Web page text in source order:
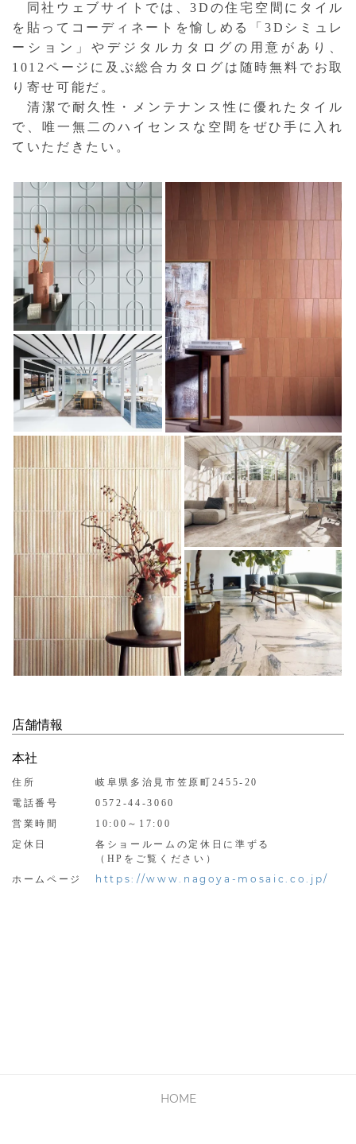
同社ウェブサイトでは、3Dの住宅空間にタイル
を貼ってコーディネートを愉しめる「3Dシミュレ
ーション」やデジタルカタログの用意があり、
1012ページに及ぶ総合カタログは随時無料でお取
り寄せ可能だ。
清潔で耐久性・メンテナンス性に優れたタイル
で、唯一無二のハイセンスな空間をぜひ手に入れ
ていただきたい。
店舗情報
本社
住所
岐阜県多治見市笠原町2455-20
電話番号
0572-44-3060
営業時間
10:00～17:00
定休日
各ショールームの定休日に準ずる
（HPをご覧ください）
ホームページ
https://www.nagoya-mosaic.co.jp/
HOME